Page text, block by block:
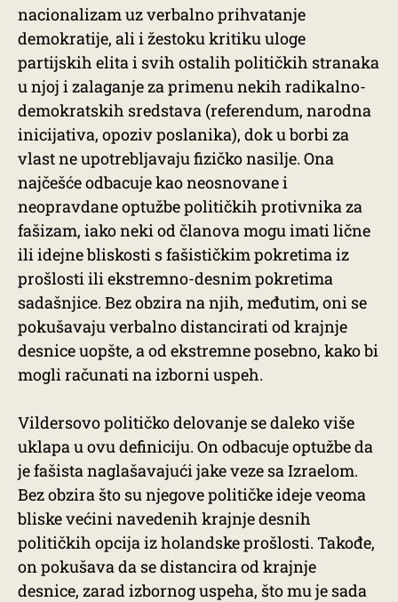
nacionalizam uz verbalno prihvatanje
demokratije, ali i žestoku kritiku uloge
partijskih elita i svih ostalih političkih stranaka
u njoj i zalaganje za primenu nekih radikalno-
demokratskih sredstava (referendum, narodna
inicijativa, opoziv poslanika), dok u borbi za
vlast ne upotrebljavaju fizičko nasilje. Ona
najčešće odbacuje kao neosnovane i
neopravdane optužbe političkih protivnika za
fašizam, iako neki od članova mogu imati lične
ili idejne bliskosti s fašističkim pokretima iz
prošlosti ili ekstremno-desnim pokretima
sadašnjice. Bez obzira na njih, međutim, oni se
pokušavaju verbalno distancirati od krajnje
desnice uopšte, a od ekstremne posebno, kako bi
mogli računati na izborni uspeh.
Vildersovo političko delovanje se daleko više
uklapa u ovu definiciju. On odbacuje optužbe da
je fašista naglašavajući jake veze sa Izraelom.
Bez obzira što su njegove političke ideje veoma
bliske većini navedenih krajnje desnih
političkih opcija iz holandske prošlosti. Takođe,
on pokušava da se distancira od krajnje
desnice, zarad izbornog uspeha, što mu je sada